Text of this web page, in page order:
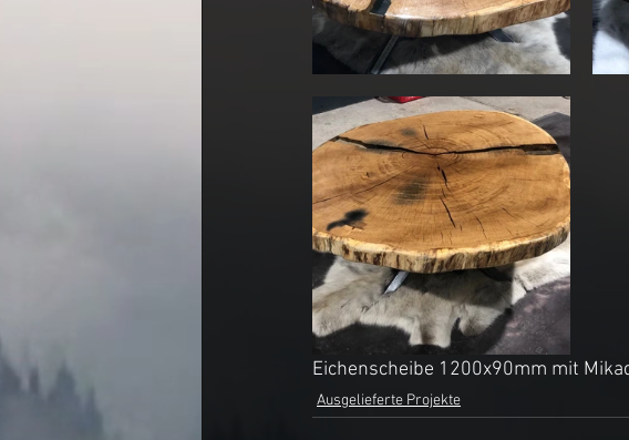
Eichenscheibe 1200x90mm mit
Ausgelieferte Projekte